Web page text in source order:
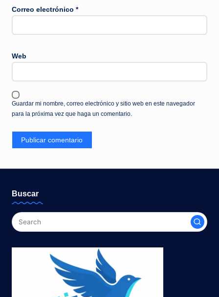
Correo electrónico *
Web
Guardar mi nombre, correo electrónico y sitio web en este navegador
para la próxima vez que haga un comentario.
Buscar